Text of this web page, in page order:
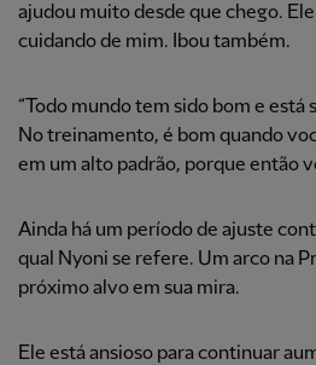
ajudou muito desde que chego.
cuidando de mim. Ibou também.
“Todo mundo tem sido bom e está
No treinamento, é bom quando
em um alto padrão, porque então
Ainda há um período de ajuste
qual Nyoni se refere. Um arco na
próximo alvo em sua mira.
Ele está ansioso para continuar